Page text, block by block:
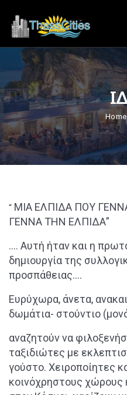
Home
“ ΜΙΑ ΕΛΠΙΔΑ ΠΟΥ
ΓΕΝΝΑ ΤΗΝ ΕΛΠΙΔΑ”
…. Αυτή ήταν και η
δημιουργία της
προσπάθειας….
Ευρύχωρα, άνετα,
δωμάτια- στούντιο
αναζητούν να
ταξιδιώτες με
γούστο. Χειροποίητες
κοινόχρηστους χώρους